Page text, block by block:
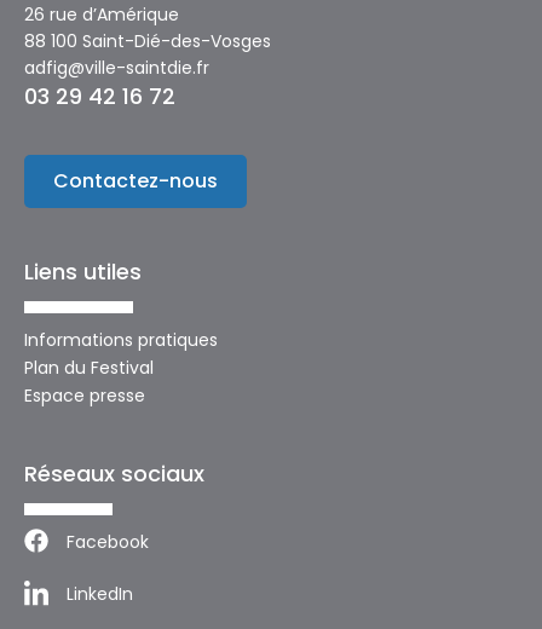
26 rue d’Amérique
88 100 Saint-Dié-des-Vosges
adfig@ville-saintdie.fr
03 29 42 16 72
Contactez-nous
Liens utiles
Informations pratiques
Plan du Festival
Espace presse
Réseaux sociaux
Facebook
LinkedIn